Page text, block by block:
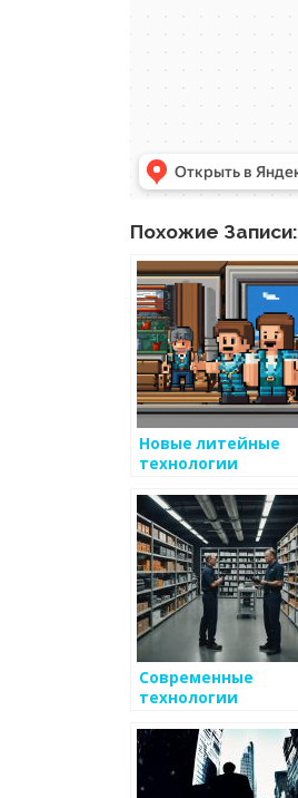
Похожие Записи:
Новые литейные
технологии
Современные
технологии
металлических
изделий